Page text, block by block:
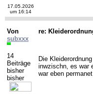
17.05.2026
um 16:14
Von
subxxx
14
Beiträge
bisher
bisher
re:
Die
inwzischn, es war
war eben